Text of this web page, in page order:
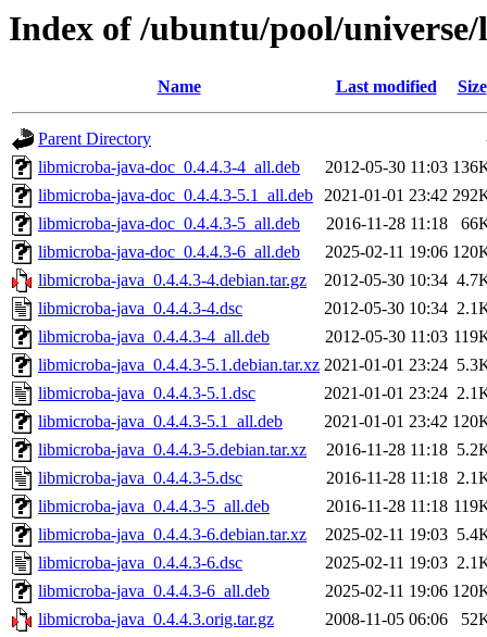
Index of /ubuntu/pool/
Name Last modified Size
Parent Directory
libmicroba-java-doc_0.4.4.3-4_all.deb
2012-05-30 11:03
libmicroba-java-doc_0.4.4.3-5.1_all.deb 2021-01-01 23:42
libmicroba-java-doc_0.4.4.3-5_all.deb
2016-11-28 11:18
libmicroba-java-doc_0.4.4.3-6_all.deb
2025-02-11 19:06
libmicroba-java_0.4.4.3-4.debian.tar.gz
2012-05-30 10:34
libmicroba-java_0.4.4.3-4.dsc
2012-05-30 10:34
libmicroba-java_0.4.4.3-4_all.deb
2012-05-30 11:03
libmicroba-java_0.4.4.3-5.1.debian.tar.xz 2021-01-01 23:24
libmicroba-java_0.4.4.3-5.1.dsc
2021-01-01 23:24
libmicroba-java_0.4.4.3-5.1_all.deb
2021-01-01 23:42
libmicroba-java_0.4.4.3-5.debian.tar.xz
2016-11-28 11:18
libmicroba-java_0.4.4.3-5.dsc
2016-11-28 11:18
libmicroba-java_0.4.4.3-5_all.deb
2016-11-28 11:18
libmicroba-java_0.4.4.3-6.debian.tar.xz
2025-02-11 19:03
libmicroba-java_0.4.4.3-6.dsc
2025-02-11 19:03
libmicroba-java_0.4.4.3-6_all.deb
2025-02-11 19:06
libmicroba-java_0.4.4.3.orig.tar.gz
2008-11-05 06:06